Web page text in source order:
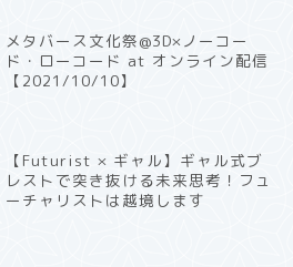
メタバース文化祭@3D×ノーコー
ド・ローコード at オンライン配信
【2021/10/10】
【Futurist × ギャル】ギャル式ブ
レストで突き抜ける未来思考！フュ
ーチャリストは越境します